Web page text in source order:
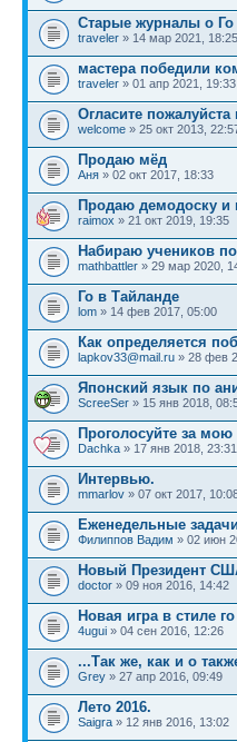
Старые журналы о Го
traveler » 14 мар 2021, 18:25
мастера победили
traveler » 01 апр 2021, 19:33
Огласите пожалуйста
welcome » 25 окт 2013,
Продаю мёд
Аня » 02 окт 2017, 18:33
Продаю демодоску и
raimox » 21 окт 2019, 19:35
Набираю учеников по
mathbattler » 29 мар 2020,
Го в Тайланде
lom » 14 фев 2017, 05:00
Как определяется
lapkov33@mail.ru » 28 фев
Японский язык по
ScreeSer » 15 янв 2018,
Проголосуйте за
Dachka » 17 янв 2018, 23:31
Интервью.
mmarlov » 07 окт 2017,
Еженедельные
Филиппов Вадим » 02 июн
Новый Президент
doctor » 09 ноя 2016, 14:42
Новая игра в стиле го
4ugui » 04 сен 2016, 12:26
...Так же, как и о
Grey » 27 апр 2016, 09:49
Лето 2016.
Saigra » 12 янв 2016, 13:02